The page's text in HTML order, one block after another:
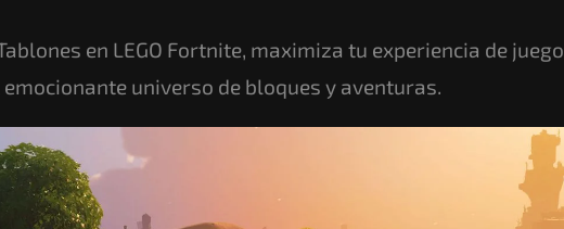
en LEGO Fortnite, maximiza tu experiencia de juego
universo de bloques y aventuras.